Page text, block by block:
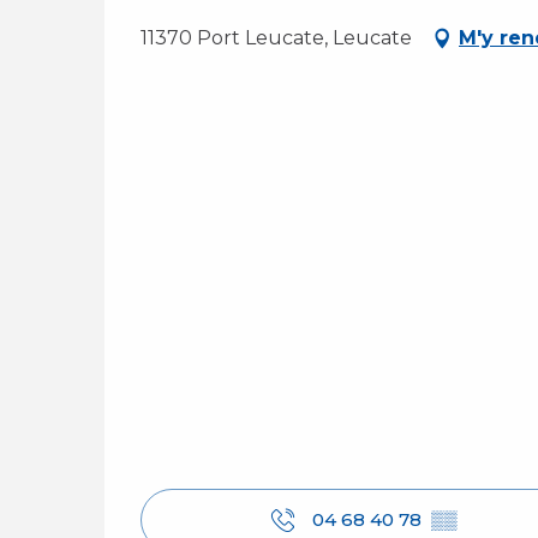
11370 Port Leucate, Leucate M'y
04 68 40 78 ▒▒